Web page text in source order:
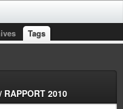
Tags
RAPPORT 2010